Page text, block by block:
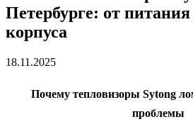
Петербурге: от
корпуса
18.11.2025
Почему тепловизоры Sytong
проблемы